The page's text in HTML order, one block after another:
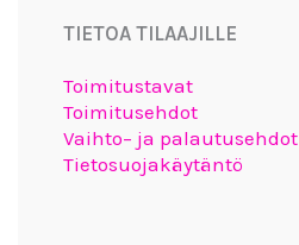
TIETOA TILAAJILLE
Toimitustavat
Toimitusehdot
Vaihto– ja palautusehdot
Tietosuojakäytäntö